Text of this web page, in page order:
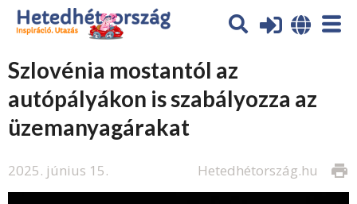
Szlovénia mostantól az
autópályákon is szabályozza az
üzemanyagárakat
2025. június 15. print
Hetedhétország.hu